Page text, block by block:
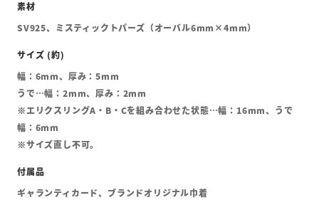
SV925、ミスティックトパーズ（オーバル6mm×4mm）
幅：6mm、厚み：5mm
うで…幅：2mm、厚み：2mm
※エリクスリングA・B・Cを組み合わせた状態…幅：16mm、うで
幅：6mm
※サイズ直し不可。
ギャランティカード、ブランドオリジナル巾着